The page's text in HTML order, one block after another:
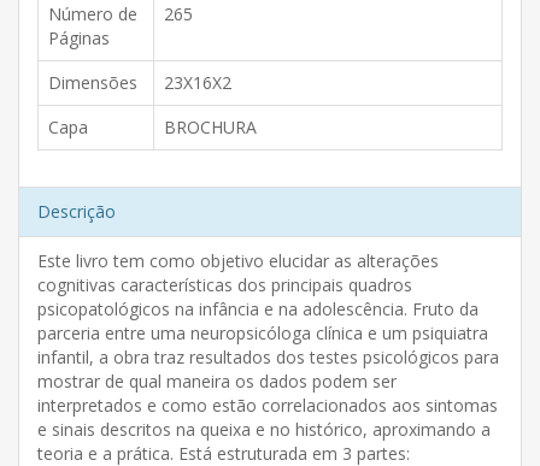
Número de
Páginas
265
Dimensões
23X16X2
Capa
BROCHURA
Descrição
Este livro tem como objetivo elucidar as alterações
cognitivas características dos principais quadros
psicopatológicos na infância e na adolescência. Fruto da
parceria entre uma neuropsicóloga clínica e um psiquiatra
infantil, a obra traz resultados dos testes psicológicos para
mostrar de qual maneira os dados podem ser
interpretados e como estão correlacionados aos sintomas
e sinais descritos na queixa e no histórico, aproximando a
teoria e a prática. Está estruturada em 3 partes: